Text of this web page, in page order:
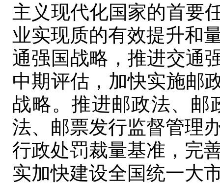
主义现代化国家的首要
业实现质的有效提升和
通强国战略，推进交通
中期评估，加快实施邮
战略。推进邮政法、邮
法、邮票发行监督管理
行政处罚裁量基准，完
实加快建设全国统一大